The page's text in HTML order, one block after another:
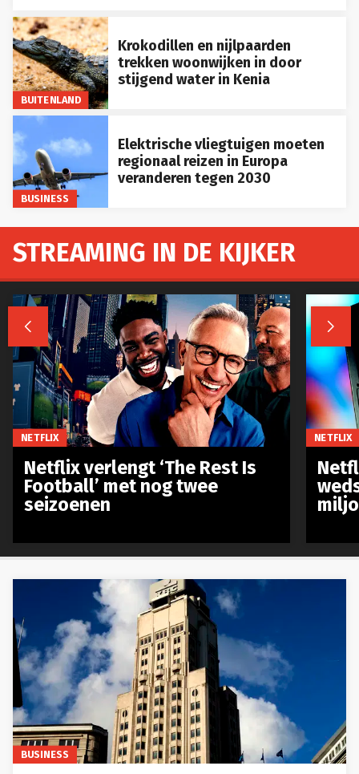
BUITENLAND
Krokodillen en nijlpaarden
trekken woonwijken in door
stijgend water in Kenia
BUSINESS
Elektrische vliegtuigen moeten
regionaal reizen in Europa
veranderen tegen 2030
BUSINESS
STREAMING IN DE KIJKER
 
NETFLIX
Netflix verlengt ‘The Rest Is
Football’ met nog twee
seizoenen
NETFLIX